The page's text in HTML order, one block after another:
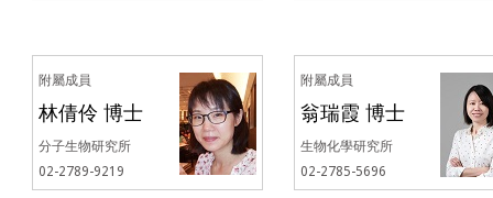
附屬成員
林倩伶 博士
分子生物研究所
02-2789-9219
附屬成員
翁瑞霞 博士
生物化學研究所
02-2785-5696